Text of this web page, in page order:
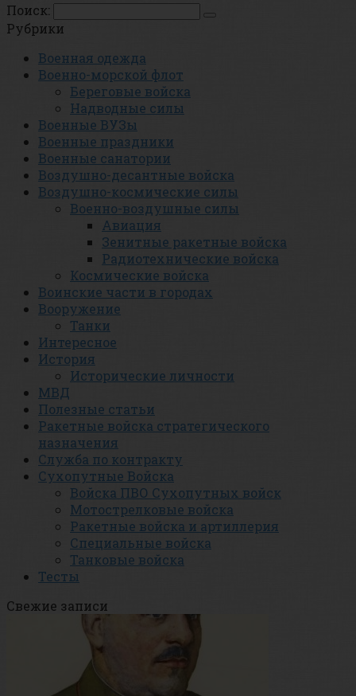
Поиск:
Рубрики
Военная одежда
Военно-морской флот
Береговые войска
Надводные силы
Военные ВУЗы
Военные праздники
Военные санатории
Воздушно-десантные войска
Воздушно-космические силы
Военно-воздушные силы
Авиация
Зенитные ракетные войска
Радиотехнические войска
Космические войска
Воинские части в городах
Вооружение
Танки
Интересное
История
Исторические личности
МВД
Полезные статьи
Ракетные войска стратегического
назначения
Служба по контракту
Сухопутные Войска
Войска ПВО Сухопутных войск
Мотострелковые войска
Ракетные войска и артиллерия
Специальные войска
Танковые войска
Тесты
Свежие записи